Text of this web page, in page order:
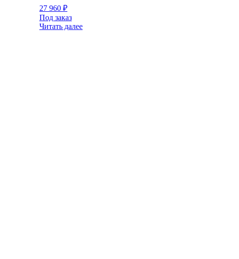
27 960 ₽
Под заказ
Читать далее